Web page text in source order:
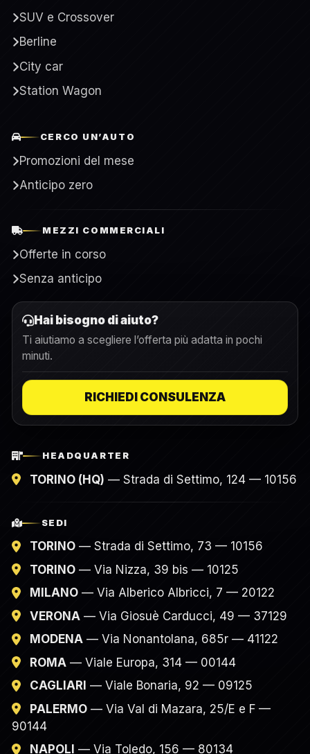
SUV e Crossover
Berline
City car
Station Wagon
CERCO UN’AUTO
Promozioni del mese
Anticipo zero
MEZZI COMMERCIALI
Offerte in corso
Senza anticipo
Hai bisogno di aiuto?
Ti aiutiamo a scegliere l’offerta più adatta in pochi
minuti.
RICHIEDI CONSULENZA
HEADQUARTER
TORINO (HQ) — Strada di Settimo, 124 — 10156
SEDI
TORINO — Strada di Settimo, 73 — 10156
TORINO — Via Nizza, 39 bis — 10125
MILANO — Via Alberico Albricci, 7 — 20122
VERONA — Via Giosuè Carducci, 49 — 37129
MODENA — Via Nonantolana, 685r — 41122
ROMA — Viale Europa, 314 — 00144
CAGLIARI — Viale Bonaria, 92 — 09125
PALERMO — Via Val di Mazara, 25/E e F —
90144
NAPOLI — Via Toledo, 156 — 80134